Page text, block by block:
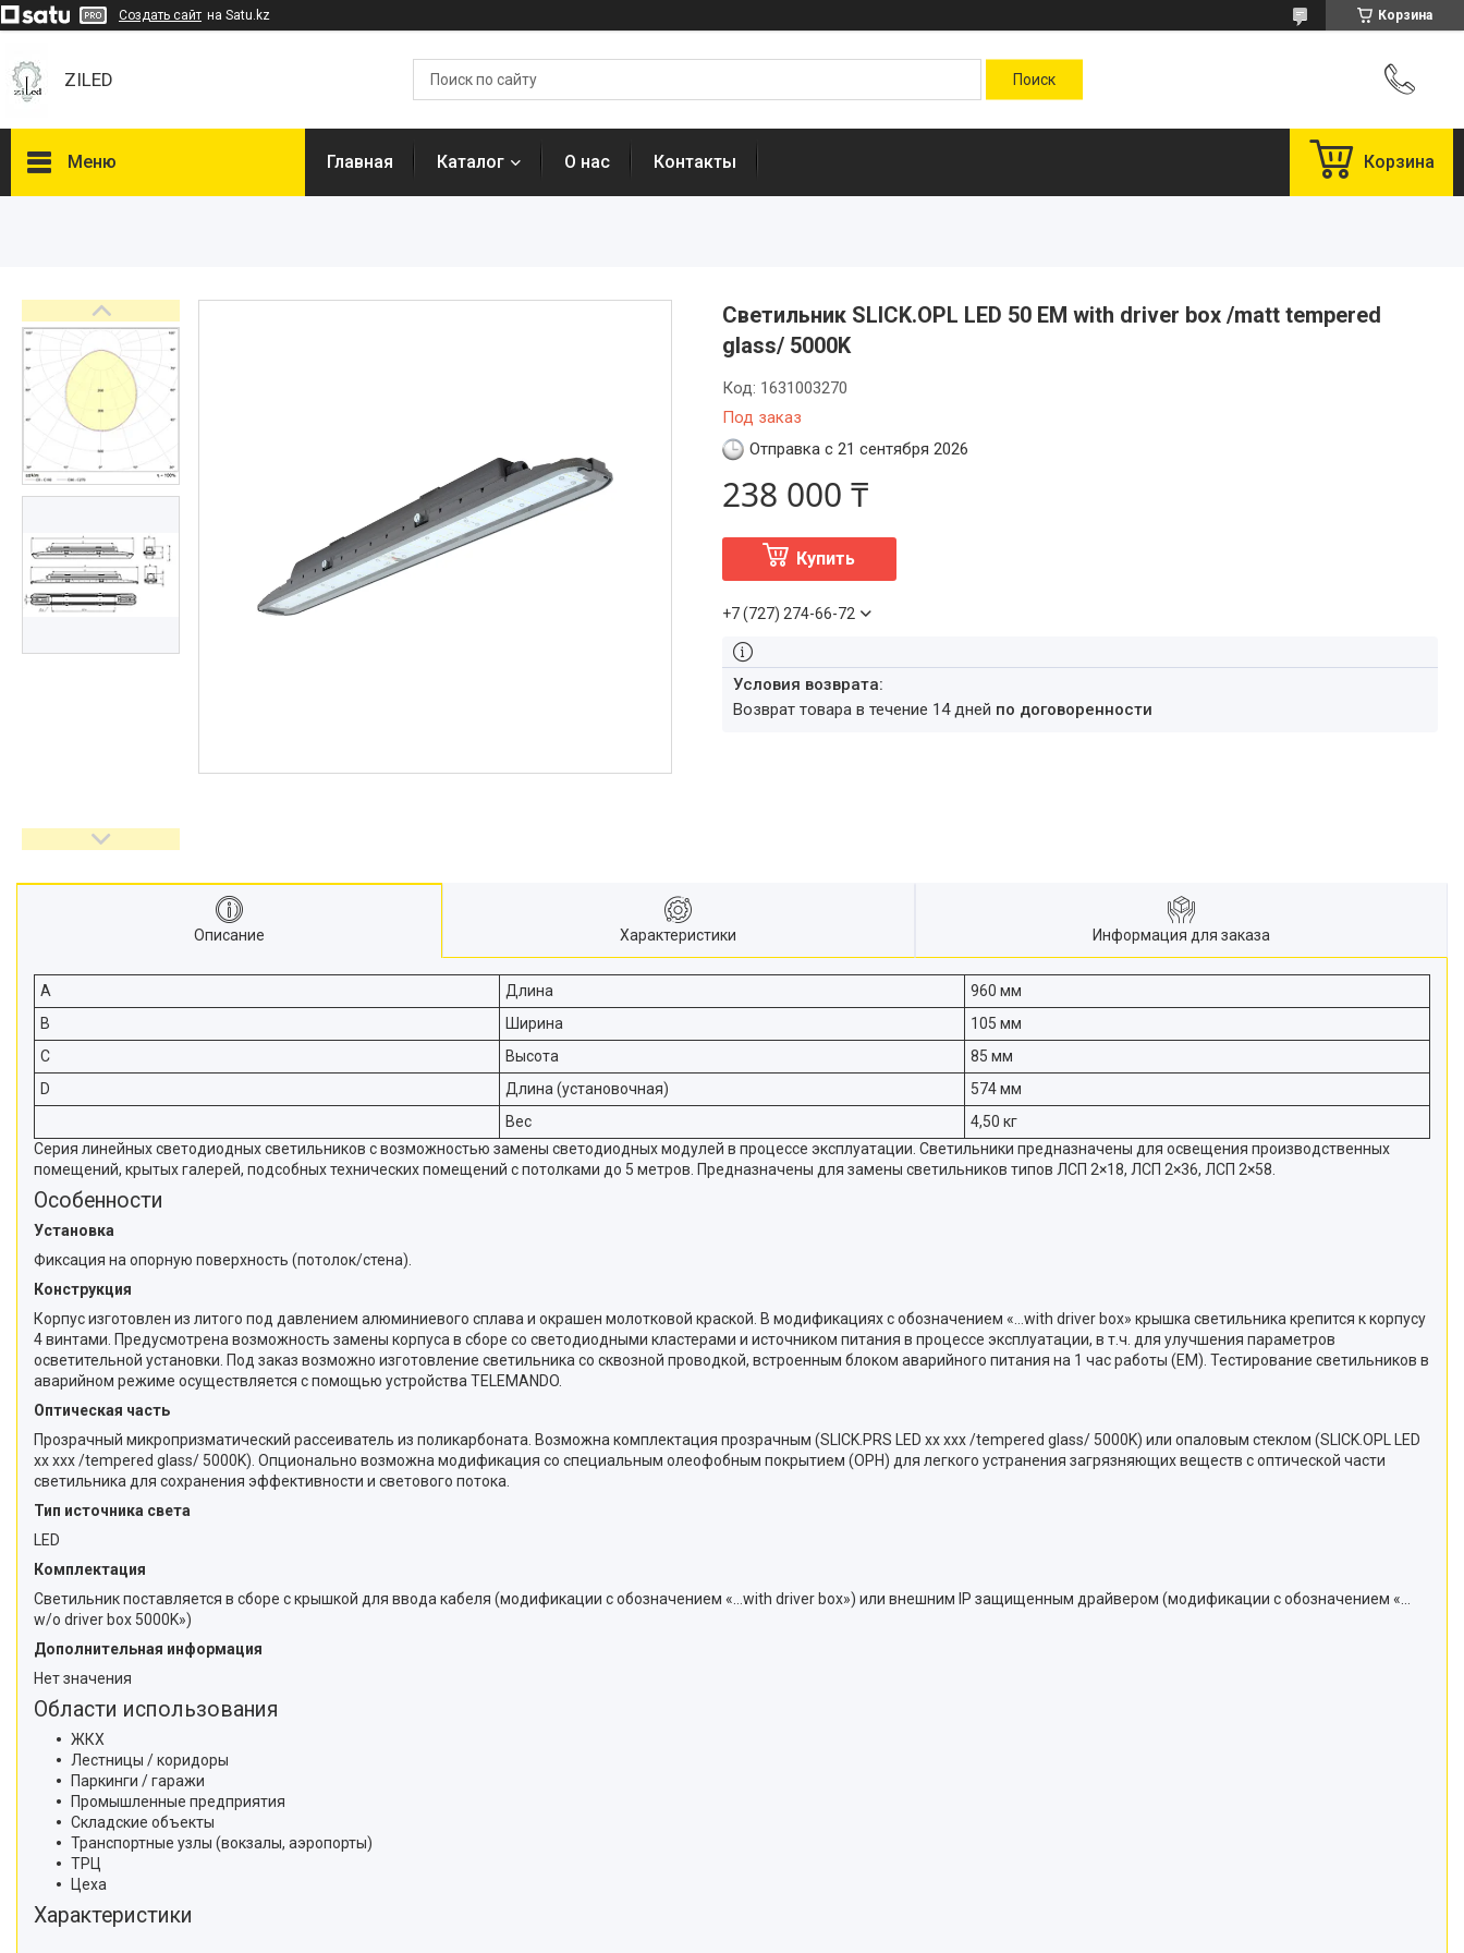
Создать сайт на Satu.kz Корзина
ZILED
Меню
ФАРЛАЙТ
NLCO
INNOLUX
Отзывы
Главная Каталог О нас Контакты Корзина
Светильник SLICK.OPL LED 50 EM with driver box /matt tempered
glass/ 5000K
Под заказ
Код: 1631003270
Отправка с 21 сентября 2026
238 000 ₸
Купить
+7 (727) 274-66-72
возврат товара в течение 14 дней по договоренности
Описание Характеристики Информация для заказа
A Длина
960 мм
B
Ширина
105 мм
C
Высота
85 мм
D
Длина (установочная)
574 мм
Вес
4,50 кг
Серия линейных светодиодных светильников с возможностью замены светодиодных модулей в процессе эксплуатации. Светильники предназначены для освещения производственных
помещений, крытых галерей, подсобных технических помещений с потолками до 5 метров. Предназначены для замены светильников типов ЛСП 2×18, ЛСП 2×36, ЛСП 2×58.
Особенности
Установка
Фиксация на опорную поверхность (потолок/стена).
Конструкция
Корпус изготовлен из литого под давлением алюминиевого сплава и окрашен молотковой краской. В модификациях c обозначением «…with driver box» крышка светильника крепится к корпусу
4 винтами. Предусмотрена возможность замены корпуса в сборе со светодиодными кластерами и источником питания в процессе эксплуатации, в т.ч. для улучшения параметров
осветительной установки. Под заказ возможно изготовление светильника со сквозной проводкой, встроенным блоком аварийного питания на 1 час работы (EM). Тестирование светильников в
аварийном режиме осуществляется с помощью устройства TELEMANDO.
Оптическая часть
Прозрачный микропризматический рассеиватель из поликарбоната. Возможна комплектация прозрачным (SLICK.PRS LED хх ххх /tempered glass/ 5000K) или опаловым стеклом (SLICK.OPL LED
хх ххх /tempered glass/ 5000K). Опционально возможна модификация со специальным олеофобным покрытием (OPH) для легкого устранения загрязняющих веществ с оптической части
светильника для сохранения эффективности и светового потока.
Тип источника света
LED
Комплектация
Светильник поставляется в сборе c крышкой для ввода кабеля (модификации c обозначением «…with driver box») или внешним IP защищенным драйвером (модификации c обозначением «…
w/o driver box 5000K»)
Дополнительная информация
Нет значения
Области использования
ЖКХ
Лестницы / коридоры
Паркинги / гаражи
Промышленные предприятия
Складские объекты
Транспортные узлы (вокзалы, аэропорты)
ТРЦ
Цеха
Характеристики